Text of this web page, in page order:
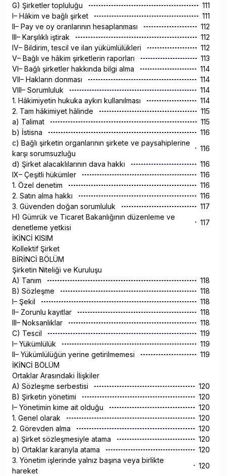
G) Şirketler topluluğu
111
I– Hâkim ve bağlı şirket
111
II– Pay ve oy oranlarının hesaplanması
112
III– Karşılıklı iştirak
112
IV– Bildirim, tescil ve ilan yükümlülükleri
112
V– Bağlı ve hâkim şirketlerin raporları
113
VI– Bağlı şirketler hakkında bilgi alma
114
VII– Hakların donması
114
VIII– Sorumluluk
114
1. Hâkimiyetin hukuka aykırı kullanılması
114
2. Tam hâkimiyet hâlinde
115
a) Talimat
115
b) İstisna
116
c) Bağlı şirketin organlarının şirkete ve paysahiplerine
karşı sorumsuzluğu
116
d) Şirket alacaklılarının dava hakkı
116
IX– Çeşitli hükümler
116
1. Özel denetim
116
2. Satın alma hakkı
116
3. Güvenden doğan sorumluluk
117
H) Gümrük ve Ticaret Bakanlığının düzenleme ve
denetleme yetkisi
117
İKİNCİ KISIM
Kollektif Şirket
BİRİNCİ BÖLÜM
Şirketin Niteliği ve Kuruluşu
A) Tanım
118
B) Sözleşme
118
I– Şekil
118
II– Zorunlu kayıtlar
118
III– Noksanlıklar
118
C) Tescil
119
I– Yükümlülük
119
II– Yükümlülüğün yerine getirilmemesi
119
İKİNCİ BÖLÜM
Ortaklar Arasındaki İlişkiler
A) Sözleşme serbestisi
120
B) Şirketin yönetimi
120
I– Yönetimin kime ait olduğu
120
1. Genel olarak
120
2. Görevden alma
120
a) Şirket sözleşmesiyle atama
120
b) Ortaklar kararıyla atama
120
3. Yönetim işlerinde yalnız başına veya birlikte
hareket
120